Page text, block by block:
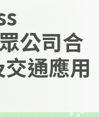
公司合
通應用